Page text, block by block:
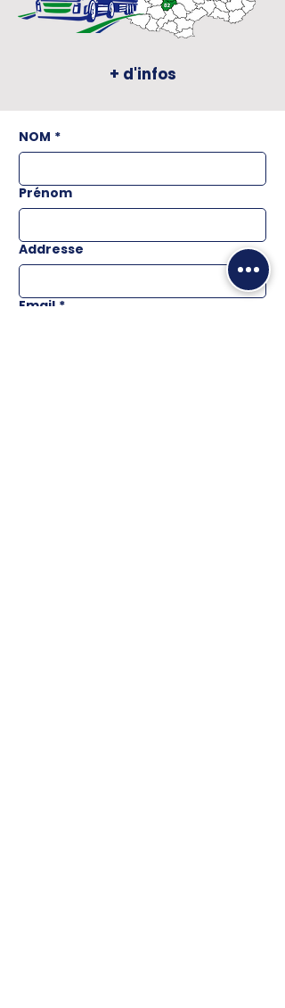
+ d'infos
NOM *
Prénom
Addresse
Email *